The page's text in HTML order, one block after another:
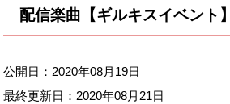
配信楽曲【ギルキスイベント】
公開日：2020年08月19日
最終更新日： 2020年08月21日